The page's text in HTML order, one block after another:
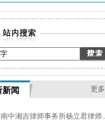
新闻 更
中湘吉律师事务所杨立君律师..